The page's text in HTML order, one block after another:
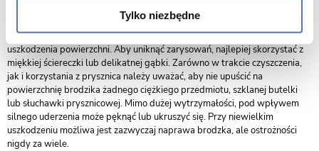
Tylko niezbędne
łagodnego detergentu do mycia brodzików. Kontakt brodzika z
agresywnymi środkami czyszczącymi, chlorem, kwasami i amoniakiem
oraz preparatami zawierającymi dodatki ścierne może doprowadzić do
uszkodzenia powierzchni. Aby uniknąć zarysowań, najlepiej skorzystać z
miękkiej ściereczki lub delikatnej gąbki. Zarówno w trakcie czyszczenia,
jak i korzystania z prysznica należy uważać, aby nie upuścić na
powierzchnię brodzika żadnego ciężkiego przedmiotu, szklanej butelki
lub słuchawki prysznicowej. Mimo dużej wytrzymałości, pod wpływem
silnego uderzenia może pęknąć lub ukruszyć się. Przy niewielkim
uszkodzeniu możliwa jest zazwyczaj naprawa brodzka, ale ostrożności
nigdy za wiele.